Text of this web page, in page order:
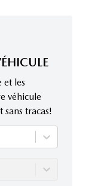
et les
véhicule
tracas!